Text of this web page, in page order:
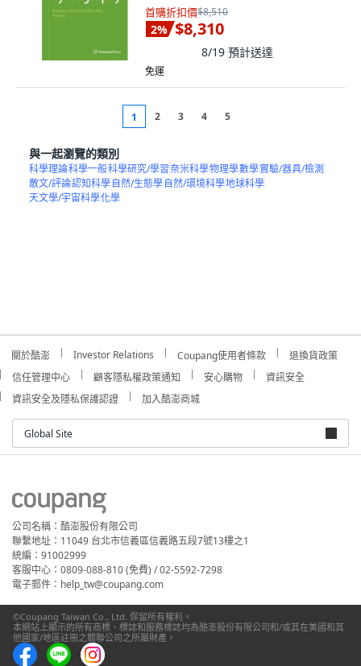
首購折扣價$8,510
2% $8,310
8/19 預計送達
免運
1 2 3 4 5
與一起瀏覽的類別
科學理論科學一般科學研究/學習奈米科學物理學數學實驗/器具/檢測
散文/評論認知科學自然/生態學自然/環境科學地球科學
天文學/宇宙科學化學
關於酷澎 Investor Relations Coupang使用者條款
退換貨政策
信任管理中心
顧客隱私權政策通知 安心購物
資訊安全
資訊安全及隱私保護認證
加入酷澎商城
Global Site
公司名稱：酷澎股份有限公司
聯繫地址：11049 台北市信義區信義路五段7號13樓之1
統編：91002999
客服中心：0809-088-810 (免費) / 02-5592-7298
電子郵件：help_tw@coupang.com
©Coupang Taiwan Co., Ltd. 保留所有權利。
本網站上顯示的所有商標、標誌和服務標誌均為酷澎股份有限公司和/或其在美國和其
他國家/地區註冊之關聯公司之所屬財產。